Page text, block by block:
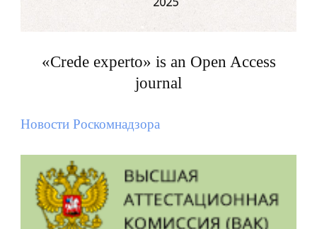
«Crede experto» is an Open Access
journal
Новости Роскомнадзора